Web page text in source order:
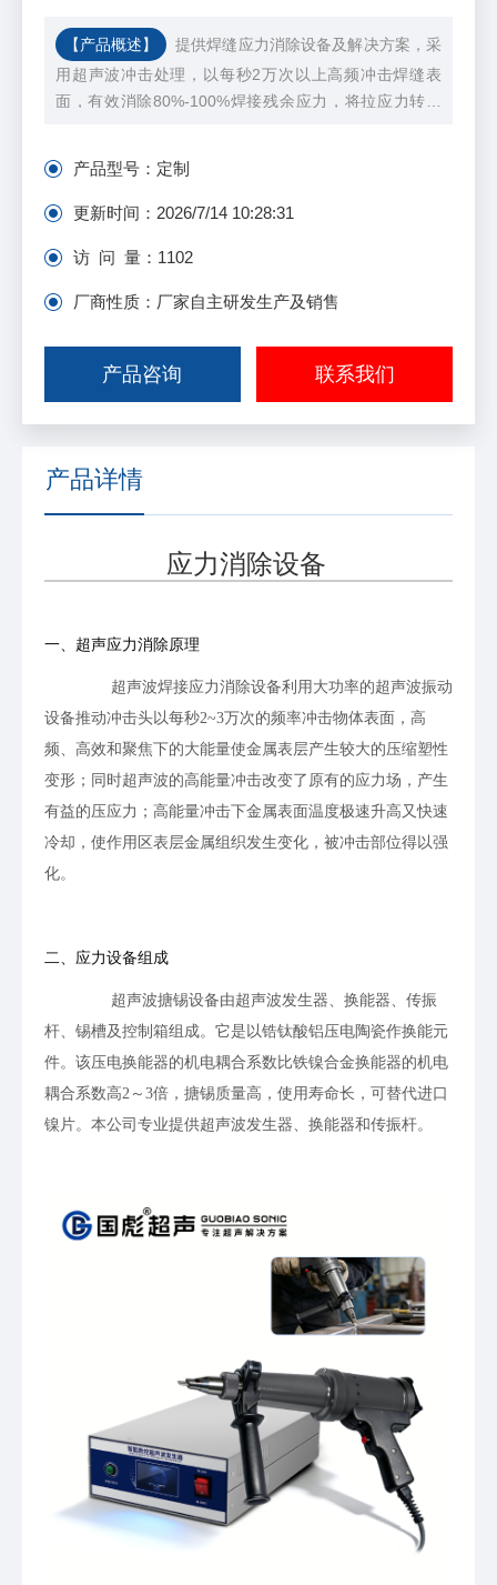
【产品概述】
提供焊缝应力消除设备及解决方案，采
用超声波冲击处理，以每秒2万次以上高频冲击焊缝表
面，有效消除80%-100%焊接残余应力，将拉应力转变
产品型号： 定制
更新时间： 2026/7/14 10:28:31
访 问 量： 1102
厂商性质：厂家自主研发生产及销售
产品咨询 联系我们
产品详情
应力消除设备
一、超声应力消除原理
超声波焊接应力消除设备利用大功率的超声波振动
设备推动冲击头以每秒2~3万次的频率冲击物体表面，高
频、高效和聚焦下的大能量使金属表层产生较大的压缩塑性
变形；同时超声波的高能量冲击改变了原有的应力场，产生
有益的压应力；高能量冲击下金属表面温度极速升高又快速
冷却，使作用区表层金属组织发生变化，被冲击部位得以强
化。
二、应力设备组成
超声波搪锡设备由超声波发生器、换能器、传振
杆、锡槽及控制箱组成。它是以锆钛酸铝压电陶瓷作换能元
件。该压电换能器的机电耦合系数比铁镍合金换能器的机电
耦合系数高2～3倍，搪锡质量高，使用寿命长，可替代进口
镍片。本公司专业提供超声波发生器、换能器和传振杆。